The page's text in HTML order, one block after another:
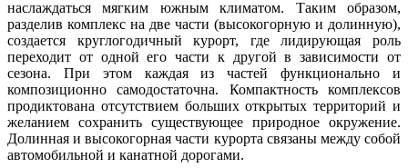
наслаждаться мягким южным климатом. Таким образом,
разделив комплекс на две части (высокогорную и долинную),
создается круглогодичный курорт, где лидирующая роль
переходит от одной его части к другой в зависимости от
сезона. При этом каждая из частей функционально и
композиционно самодостаточна. Компактность комплексов
продиктована отсутствием больших открытых территорий и
желанием сохранить существующее природное окружение.
Долинная и высокогорная части курорта связаны между собой
автомобильной и канатной дорогами.